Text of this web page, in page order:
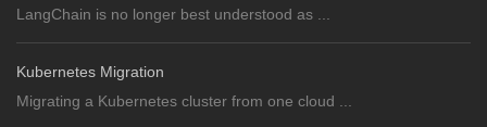
LangChain is no longer best understood as ...
Kubernetes Migration
Migrating a Kubernetes cluster from one cloud ...